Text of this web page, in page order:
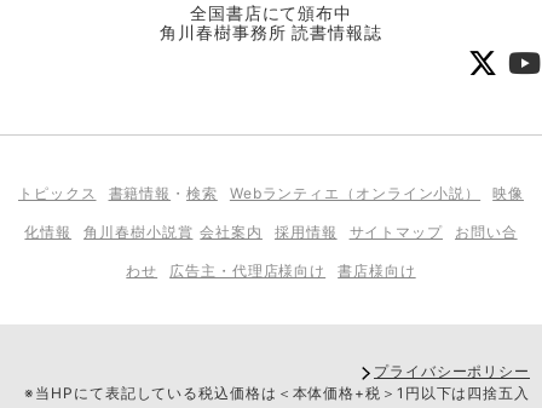
全国書店にて頒布中
角川春樹事務所 読書情報誌
トピックス 書籍情報 ・検索 Webランティエ（オンライン小説） 映像
化情報 角川春樹小説賞 会社案内 採用情報 サイトマップ お問い合
わせ 広告主・代理店様向け 書店様向け
プライバシーポリシー
※当HPにて表記している税込価格は＜本体価格+税＞1円以下は四捨五入